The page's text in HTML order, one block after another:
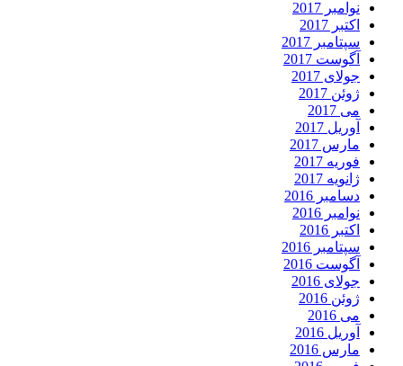
نوامبر 2017
اکتبر 2017
سپتامبر 2017
آگوست 2017
جولای 2017
ژوئن 2017
می 2017
آوریل 2017
مارس 2017
فوریه 2017
ژانویه 2017
دسامبر 2016
نوامبر 2016
اکتبر 2016
سپتامبر 2016
آگوست 2016
جولای 2016
ژوئن 2016
می 2016
آوریل 2016
مارس 2016